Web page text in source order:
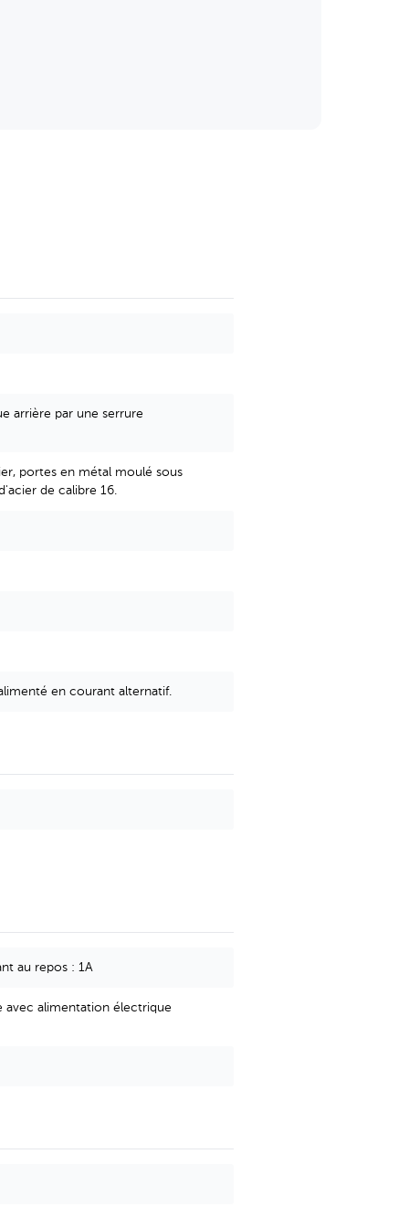
arrière par une serrure
portes en métal moulé sous
de calibre 16.
en courant alternatif.
au repos : 1A
avec alimentation électrique